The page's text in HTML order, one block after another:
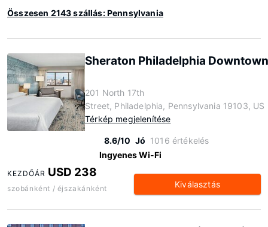
Összesen 2143 szállás: Pennsylvania
Sheraton Philadelphia Downtown
201 North 17th
Street, Philadelphia, Pennsylvania 19103, US
Térkép megjelenítése
8.6/10 Jó 1016 értékelés
Ingyenes Wi-Fi
KEZDŐÁR USD 238
szobánként / éjszakánként Kiválasztás